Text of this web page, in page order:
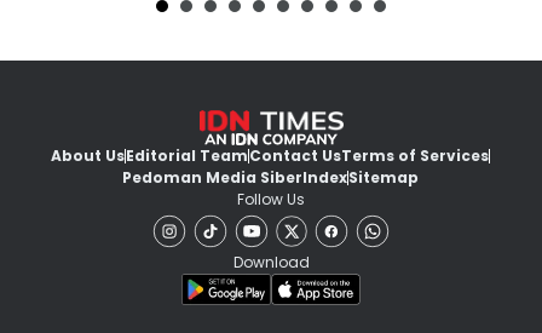
About UsEditorial TeamContact UsTerms of Services
Pedoman Media SiberIndexSitemap
Follow Us
Download